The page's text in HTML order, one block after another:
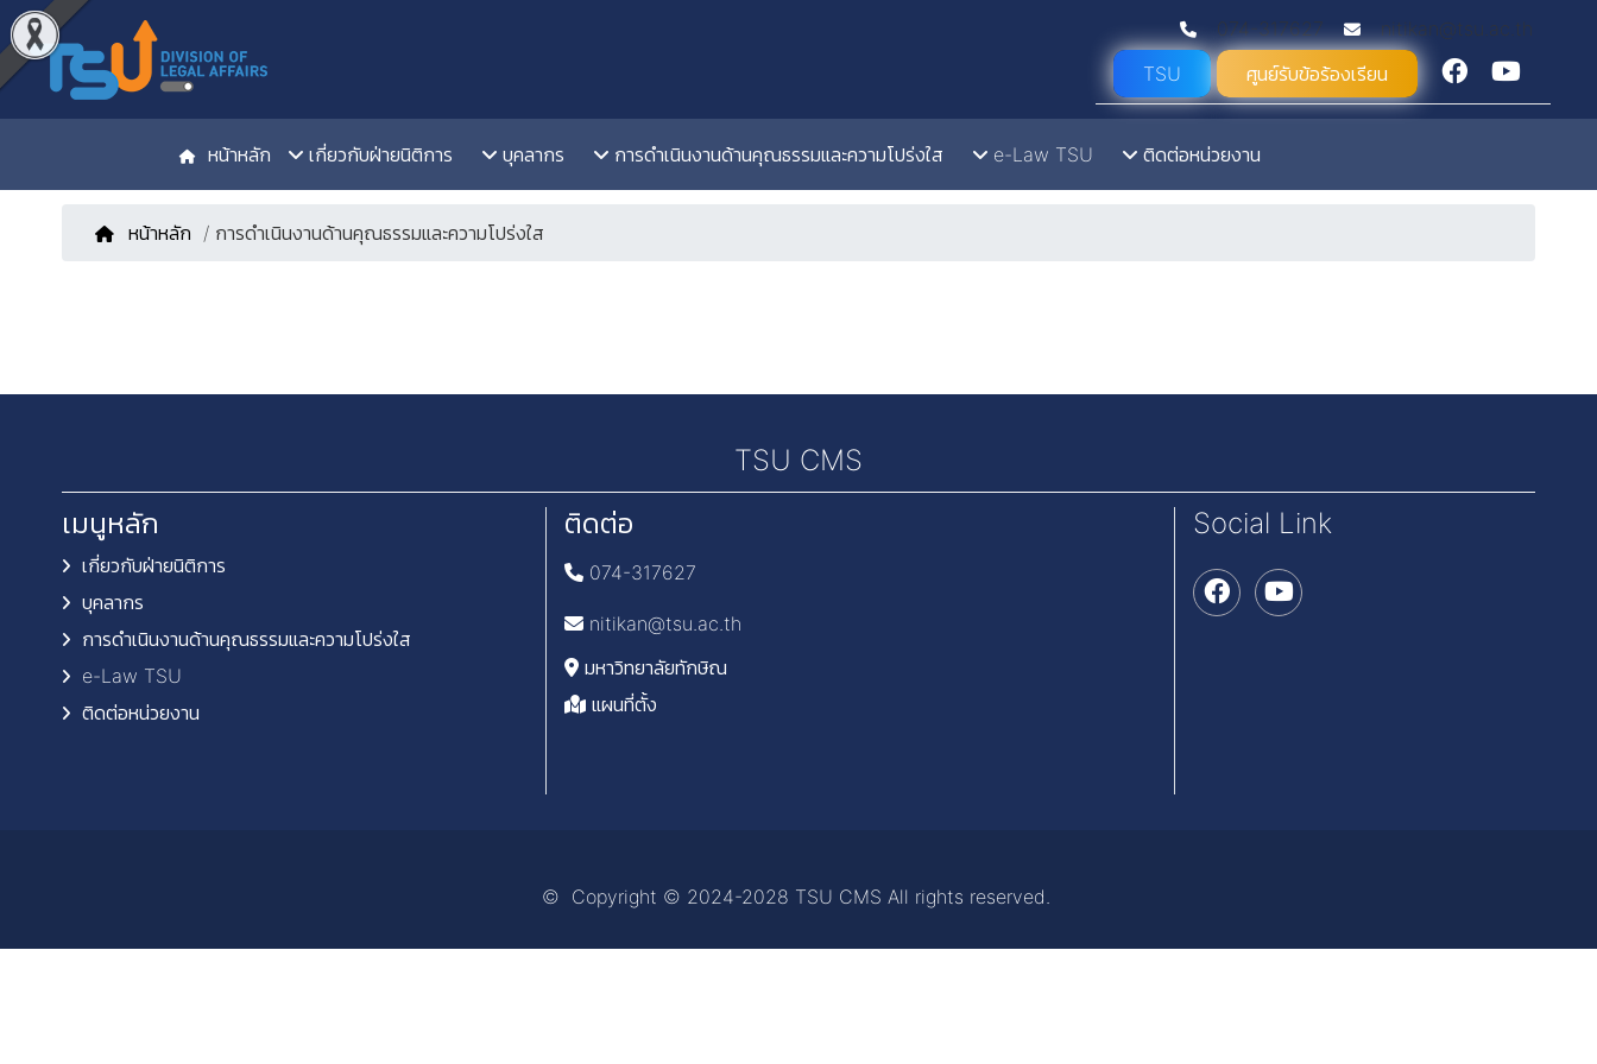
074-317627
nitikan@tsu.ac.th
TSU
ศูนย์รับข้อร้องเรียน
หน้าหลัก เกี่ยวกับฝ่ายนิติการ บุคลากร การดำเนินงานด้านคุณธรรมและความโปร่งใส e-Law TSU ติดต่อหน่วยงาน
หน้าหลัก / การดำเนินงานด้านคุณธรรมและความโปร่งใส
TSU CMS
เมนูหลัก
เกี่ยวกับฝ่ายนิติการ
บุคลากร
การดำเนินงานด้านคุณธรรมและความโปร่งใส
e-Law TSU
ติดต่อหน่วยงาน
ติดต่อ
074-317627
nitikan@tsu.ac.th
มหาวิทยาลัยทักษิณ
แผนที่ตั้ง
Social Link
© Copyright © 2024-2028 TSU CMS All rights reserved.